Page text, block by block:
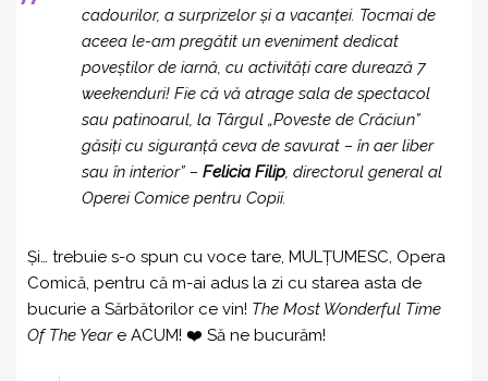
cadourilor, a surprizelor și a vacanței. Tocmai de
aceea le-am pregătit un eveniment dedicat
poveștilor de iarnă, cu activități care durează 7
weekenduri! Fie că vă atrage sala de spectacol
sau patinoarul, la Târgul „Poveste de Crăciun”
găsiți cu siguranță ceva de savurat – în aer liber
sau în interior” – Felicia Filip, directorul general al
Operei Comice pentru Copii.
Și… trebuie s-o spun cu voce tare, MULȚUMESC, Opera
Comică, pentru că m-ai adus la zi cu starea asta de
bucurie a Sărbătorilor ce vin! The Most Wonderful Time
Of The Year e ACUM! ❤️ Să ne bucurăm!